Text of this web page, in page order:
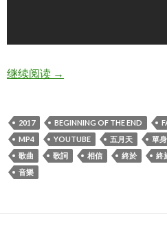
继续阅读Mayday五月天 終於結
→
2017 BEGINNING OF THE END
MP4
YOUTUBE 五月天 單身
歌曲
歌詞 相信 終於 終
音樂